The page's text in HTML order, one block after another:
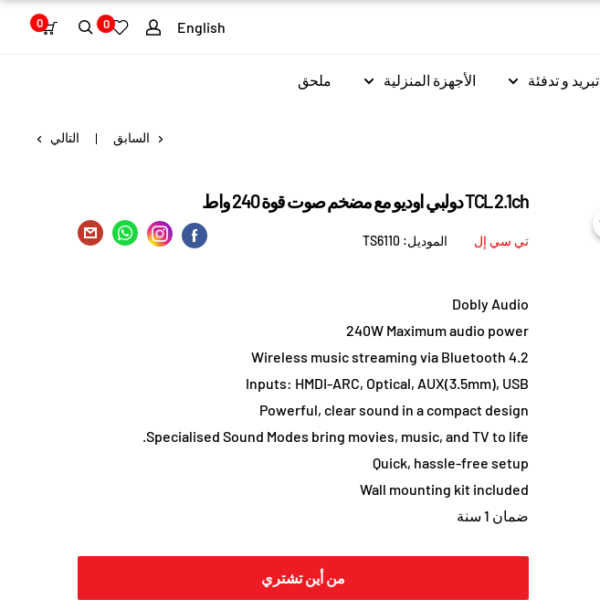
English
0
0
تبريد و تدفئة الأجهزة المنزلية ملحق
السابق التالي
TCL 2.1ch دولبي اوديو مع مضخم صوت قوة 240 واط
تي سي إل الموديل: TS6110
Dobly Audio
240W Maximum audio power
Wireless music streaming via Bluetooth 4.2
Inputs: HMDI-ARC, Optical, AUX(3.5mm), USB
Powerful, clear sound in a compact design
Specialised Sound Modes bring movies, music, and TV to life.
Quick, hassle-free setup
Wall mounting kit included
ضمان 1 سنة
من أين تشتري